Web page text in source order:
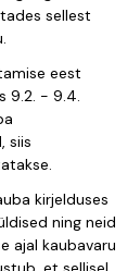
sellest
eest
9.2. - 9.4.
siis
kirjelduses
ning neid
ajal kaubavaru